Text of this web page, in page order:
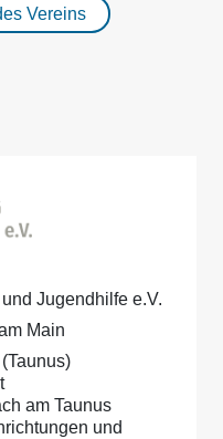
Vereins
Jugendhilfe e.V.
Main
am Taunus
und